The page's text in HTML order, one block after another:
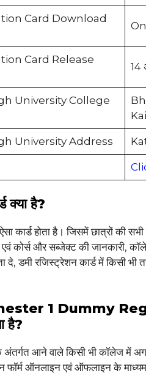
Card Download
Card Release
14
University College
University Address
क्या है?
कार्ड होता है। जिसमें छात्रों की
कोर्स और सब्जेक्ट की जानकारी,
दे, डमी रजिस्ट्रेशन कार्ड में किसी भी
1 Dummy
है?
के अंतर्गत आने वाले किसी भी कॉलेज
फॉर्म ऑनलाइन एवं ऑफलाइन के